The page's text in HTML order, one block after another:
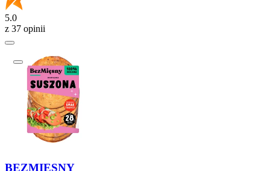
5.0
z 37 opinii
BEZMIĘSNY